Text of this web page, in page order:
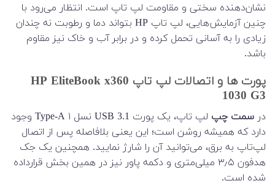
نشان‌دهنده سختی و مقاومت لپ تاپ است. انتظار می‌رود با
چنین آزمایش‌هایی، لپ تاپ HP بتواند دما و رطوبت نه چندان
زیادی را به آسانی تحمل کرده و در برابر آب و خاک نیز مقاوم
باشد.
پورت ها و اتصالات لپ تاپ HP EliteBook x360
1030 G3
در سمت چپ
لپ تاپ، یک پورت USB 3.1 نسل ۱ Type-A وجود
دارد که همیشه روشن است؛ این یعنی بلافاصله پس از اتصال
لپ‌تاپ به برق، می‌توانید آن را شارژ نمایید. همچنین یک جک
هدفون ۳٫۵ میلی‌متری و دکمه پاور نیز در همین بخش قرارداده
شده است.